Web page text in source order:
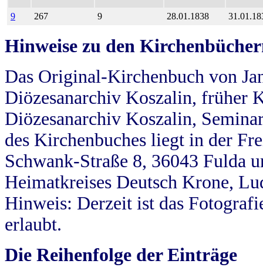
9 267 9 28.01.1838
Hinweise zu den
Das Original-Kirchenbuch von
Diözesanarchiv Koszalin, früher
Diözesanarchiv Koszalin,
des Kirchenbuches liegt in der
Schwank-Straße 8, 36043 Fulda
Heimatkreises Deutsch Krone,
Hinweis: Derzeit ist das
erlaubt.
Die Reihenfolge der Einträge